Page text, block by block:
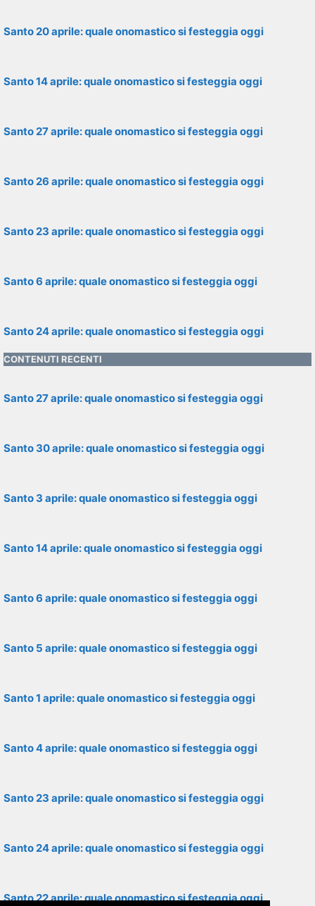
Santo 20 aprile: quale onomastico si festeggia oggi
Santo 14 aprile: quale onomastico si festeggia oggi
Santo 27 aprile: quale onomastico si festeggia oggi
Santo 26 aprile: quale onomastico si festeggia oggi
Santo 23 aprile: quale onomastico si festeggia oggi
Santo 6 aprile: quale onomastico si festeggia oggi
Santo 24 aprile: quale onomastico si festeggia oggi
CONTENUTI RECENTI
Santo 27 aprile: quale onomastico si festeggia oggi
Santo 30 aprile: quale onomastico si festeggia oggi
Santo 3 aprile: quale onomastico si festeggia oggi
Santo 14 aprile: quale onomastico si festeggia oggi
Santo 6 aprile: quale onomastico si festeggia oggi
Santo 5 aprile: quale onomastico si festeggia oggi
Santo 1 aprile: quale onomastico si festeggia oggi
Santo 4 aprile: quale onomastico si festeggia oggi
Santo 23 aprile: quale onomastico si festeggia oggi
Santo 24 aprile: quale onomastico si festeggia oggi
Santo 22 aprile: quale onomastico si festeggia oggi